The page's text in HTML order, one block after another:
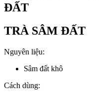
ĐẤT
TRÀ SÂM ĐẤT
Nguyên liệu:
Sâm đất khô
Cách dùng: